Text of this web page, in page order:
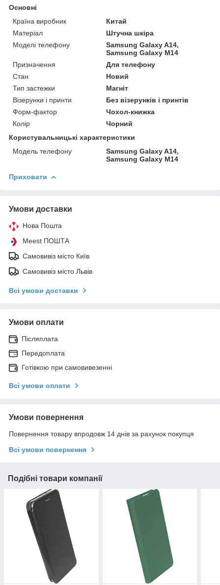
Основні
Країна виробник
Китай
Матеріал
Штучна шкіра
Моделі телефону
Samsung Galaxy A14,
Samsung Galaxy M14
Призначення
Для телефону
Стан
Новий
Тип застежки
Магніт
Візерунки і принти
Без візерунків і принтів
Форм-фактор
Чохол-книжка
Колір
Чорний
Користувальницькі характеристики
Модель телефону
Samsung Galaxy A14,
Samsung Galaxy M14
Приховати
Умови доставки
Нова Пошта
Meest ПОШТА
Самовивіз місто Київ
Самовивіз місто Львів
Всі умови доставки
Умови оплати
Післяплата
Передоплата
Готівкою при самовивезенні
Всі умови оплати
Умови повернення
Повернення товару впродовж 14 днів за рахунок покупця
Всі умови повернення
Подібні товари компанії